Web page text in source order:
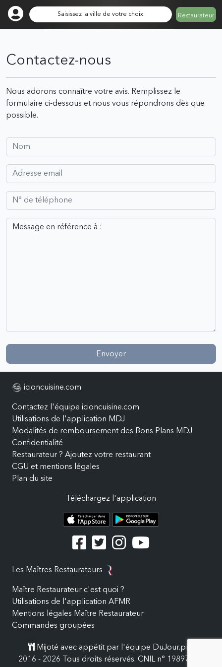
Saisissez la ville de votre choix Restaurateur
Contactez-nous
Nous adorons connaître votre avis. Remplissez le
formulaire ci-dessous et nous vous répondrons dès que
possible.
Envoyer
icioncuisine.com
Contactez l'équipe icioncuisine.com
Utilisations de l'application MDJ
Modalités de remboursement des Bons Plans MDJ
Confidentialité
Restaurateur ? Ajoutez votre restaurant
CGU et mentions légales
Plan du site
Téléchargez l'application
Les Maîtres Restaurateurs
Maître Restaurateur c'est quoi ?
Utilisations de l'application AFMR
Mentions légales Maître Restaurateur
Commandes groupées
Mijoté avec appétit par l'équipe DuJour.pro
2016 - 2026 Tous droits réservés. CNIL n° 19897557.